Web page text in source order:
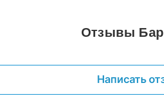
Отзывы
Написать